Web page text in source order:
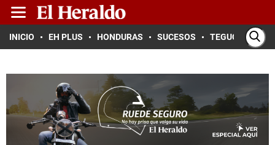
INICIO EH PLUS HONDURAS SUCESOS TEGUCIGALPA